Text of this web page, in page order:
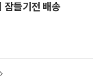
잠들기전 배송